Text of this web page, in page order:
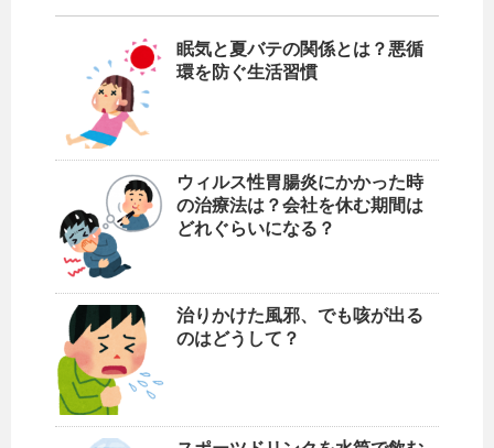
眠気と夏バテの関係とは？悪循
環を防ぐ生活習慣
ウィルス性胃腸炎にかかった時
の治療法は？会社を休む期間は
どれぐらいになる？
治りかけた風邪、でも咳が出る
のはどうして？